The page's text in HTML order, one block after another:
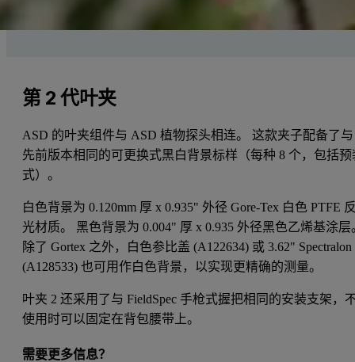
第 2 代叶夹
ASD 的叶夹组件与 ASD 植物探头相连。 这款夹子配备了与
先前版本相同的可更换式黑白背景标样（每种 8 个，包括预
式）。
白色背景为 0.120mm 厚 x 0.935" 外径 Gore-Tex 白色 PTFE
光材质。 黑色背景为 0.004" 厚 x 0.935 外径黑色乙烯基涂层
除了 Gortex 之外，白色参比盖 (A122634) 或 3.62" Spectralon
(A128533) 也可用作白色背景，以实现更精确的测量。
叶夹 2 还采用了与 FieldSpec 手枪式握把相同的安装支架，
使用时可以固定在背包腰带上。
需要更多信息？